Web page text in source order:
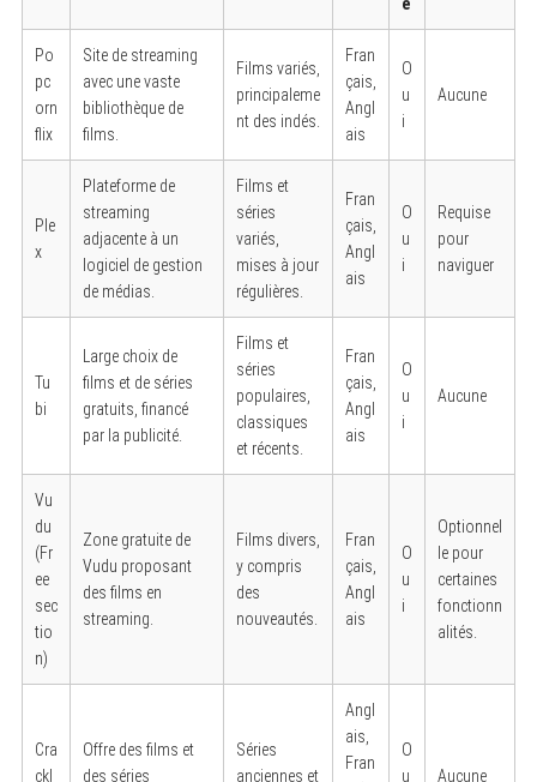
Po
pc
orn
flix
Site de streaming
avec une vaste
bibliothèque de
films.
Films variés,
principaleme
nt des indés.
Fran
çais,
Angl
ais
O
u
i
Aucune
Ple
x
Plateforme de
streaming
adjacente à un
logiciel de gestion
de médias.
Films et
séries
variés,
mises à jour
régulières.
Fran
çais,
Angl
ais
O
u
i
Requise
pour
naviguer
Tu
bi
Large choix de
films et de séries
gratuits, financé
par la publicité.
Films et
séries
populaires,
classiques
et récents.
Fran
çais,
Angl
ais
O
u
i
Aucune
Vu
du
(Fr
ee
sec
tio
n)
Zone gratuite de
Vudu proposant
des films en
streaming.
Films divers,
y compris
des
nouveautés.
Fran
çais,
Angl
ais
O
u
i
Optionnel
le pour
certaines
fonctionn
alités.
Cra
ckl
Offre des films et
des séries
Séries
anciennes et
Angl
ais,
Fran
O
u
Aucune